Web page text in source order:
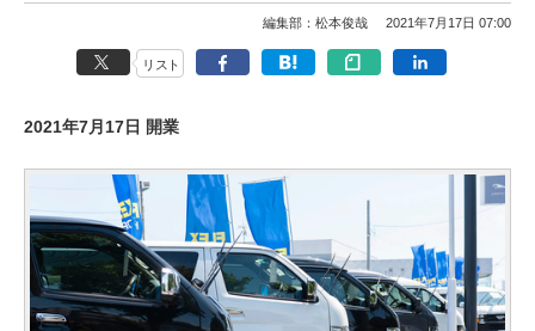
編集部：松本俊哉 2021年7月17日 07:00
リスト
2021年7月17日 開業